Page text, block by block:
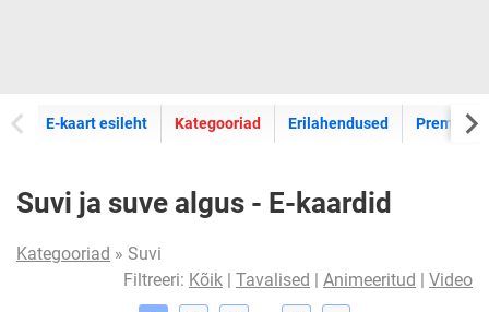
E-kaart esileht E-kaartide
Kategooriad Erilahendused Premium
Suvi ja suve algus - E-kaardid
Kategooriad » Suvi
Filtreeri: Kõik | Tavalised | Animeeritud | Video